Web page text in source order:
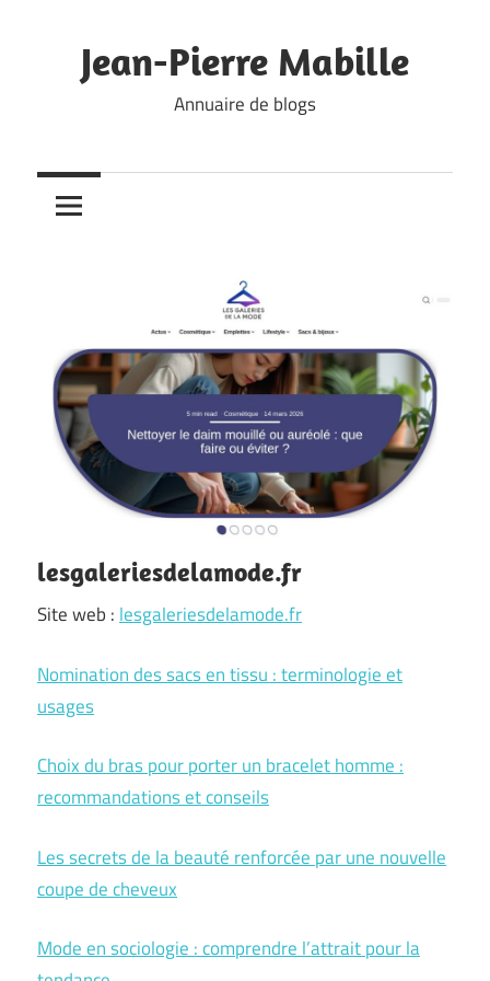
contentJean-Pierre Mabille
Annuaire de blogs
lesgaleriesdelamode.fr
Site web : lesgaleriesdelamode.fr
Nomination des sacs en tissu : terminologie et
usages
Choix du bras pour porter un bracelet homme :
recommandations et conseils
Les secrets de la beauté renforcée par une nouvelle
coupe de cheveux
Mode en sociologie : comprendre l’attrait pour la